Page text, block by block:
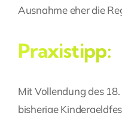
Ausnahme eher die
Praxistipp:
Mit Vollendung des
bisherige